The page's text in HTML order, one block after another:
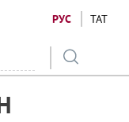
РУС ТАТ